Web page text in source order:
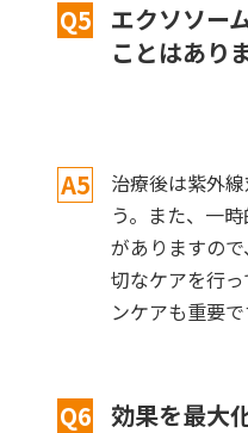
Q5
エクソソー
ことはあり
A5
治療後は紫外
う。また、一
がありますの
切なケアを行
ンケアも重要で
Q6
効果を最大